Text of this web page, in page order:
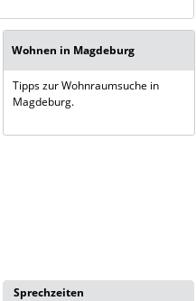
Wohnen in Magdeburg
Tipps zur Wohnraumsuche in
Magdeburg.
Sprechzeiten